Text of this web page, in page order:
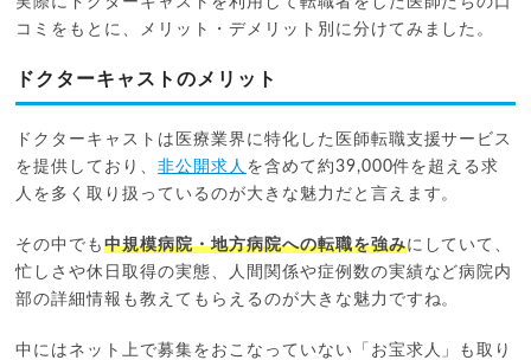
コミをもとに、メリット・デメリット別に分けてみました。
ドクターキャストのメリット
ドクターキャストは医療業界に特化した医師転職支援サービス
を提供しており、非公開求人 を含めて約39,000件を超える求
人を多く取り扱っているのが大きな魅力だと言えます。
その中でも中規模病院・地方病院への転職を強みにしていて、
忙しさや休日取得の実態、人間関係や症例数の実績など病院内
部の詳細情報も教えてもらえるのが大きな魅力ですね。
中にはネット上で募集をおこなっていない「お宝求人」も取り